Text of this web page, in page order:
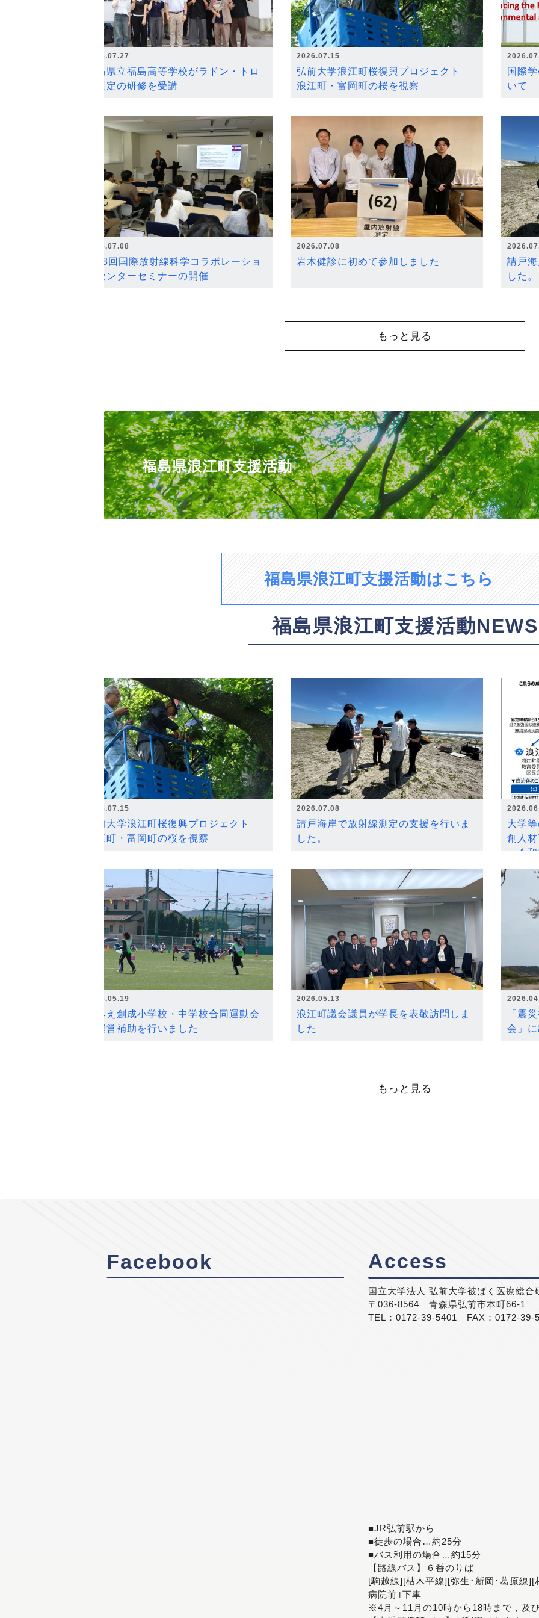
2026.07.27
福島県立福島高等学校がラドン・トロ
ン測定の研修を受講
2026.07.15
弘前大学浪江町桜復興プロジェクト
浪江町・富岡町の桜を視察
国際
いて
2026.07.08
第18回国際放射線科学コラボレーショ
ンセンターセミナーの開催
2026.07.08
岩木健診に初めて参加しました
請戸
した。
もっと見る
福島県浪江町支援活動
福島県浪江町支援活動はこちら
福島県浪江町支援活動NEWS
2026.07.15
弘前大学浪江町桜復興プロジェクト
浪江町・富岡町の桜を視察
2026.07.08
請戸海岸で放射線測定の支援を行いま
した。
大学
創人
～令
2026.05.19
なみえ創成小学校・中学校合同運動会
の運営補助を行いました
2026.05.13
浪江町議会議員が学長を表敬訪問しま
した
「震
会」
もっと見る
Facebook Access
国立大学法人 弘前大学被ばく医療総合
〒036-8564 青森県弘前市本町66-1
TEL：0172-39-5401 FAX：0172-39-
■JR弘前駅から
■徒歩の場合…約25分
■バス利用の場合…約15分
【路線バス】６番のりば
[駒越線][枯木平線][弥生･新岡･葛原線
病院前｣下車
※4月～11月の10時から18時まで，及